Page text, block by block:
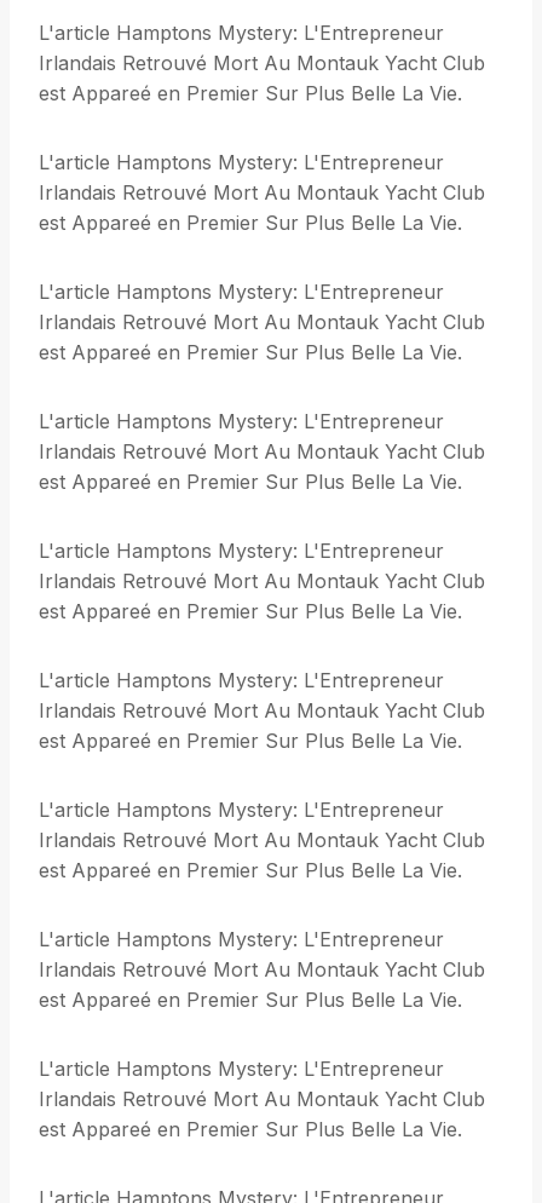
L'article Hamptons Mystery: L'Entrepreneur
Irlandais Retrouvé Mort Au Montauk Yacht Club
est Appareé en Premier Sur Plus Belle La Vie.
L'article Hamptons Mystery: L'Entrepreneur
Irlandais Retrouvé Mort Au Montauk Yacht Club
est Appareé en Premier Sur Plus Belle La Vie.
L'article Hamptons Mystery: L'Entrepreneur
Irlandais Retrouvé Mort Au Montauk Yacht Club
est Appareé en Premier Sur Plus Belle La Vie.
L'article Hamptons Mystery: L'Entrepreneur
Irlandais Retrouvé Mort Au Montauk Yacht Club
est Appareé en Premier Sur Plus Belle La Vie.
L'article Hamptons Mystery: L'Entrepreneur
Irlandais Retrouvé Mort Au Montauk Yacht Club
est Appareé en Premier Sur Plus Belle La Vie.
L'article Hamptons Mystery: L'Entrepreneur
Irlandais Retrouvé Mort Au Montauk Yacht Club
est Appareé en Premier Sur Plus Belle La Vie.
L'article Hamptons Mystery: L'Entrepreneur
Irlandais Retrouvé Mort Au Montauk Yacht Club
est Appareé en Premier Sur Plus Belle La Vie.
L'article Hamptons Mystery: L'Entrepreneur
Irlandais Retrouvé Mort Au Montauk Yacht Club
est Appareé en Premier Sur Plus Belle La Vie.
L'article Hamptons Mystery: L'Entrepreneur
Irlandais Retrouvé Mort Au Montauk Yacht Club
est Appareé en Premier Sur Plus Belle La Vie.